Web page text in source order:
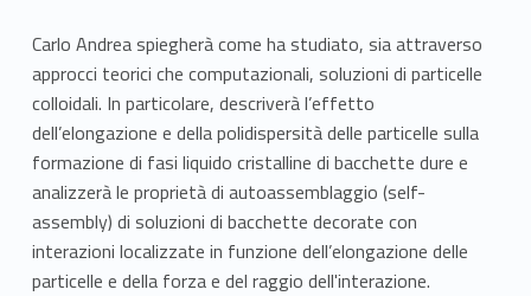
Carlo Andrea spiegherà come ha studiato, sia attraverso
approcci teorici che computazionali, soluzioni di particelle
colloidali. In particolare, descriverà l’effetto
dell’elongazione e della polidispersità delle particelle sulla
formazione di fasi liquido cristalline di bacchette dure e
analizzerà le proprietà di autoassemblaggio (self-
assembly) di soluzioni di bacchette decorate con
interazioni localizzate in funzione dell’elongazione delle
particelle e della forza e del raggio dell'interazione.